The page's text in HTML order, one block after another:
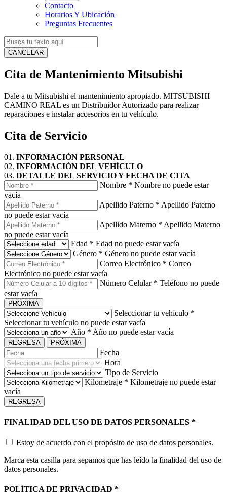
Contacto
Horarios Y Ubicación
Preguntas Frecuentes
CANCELAR
Cita de Mantenimiento Mitsubishi
Dale a tu Mitsubishi el mantenimiento apropiado. MITSUBISHI
CAMINO REAL es un Distribuidor Autorizado para realizar
reparaciones e instalar accesorios en tu vehículo.
Cita de Servicio
01. INFORMACIÓN PERSONAL
02. INFORMACIÓN DEL VEHÍCULO
03. DETALLE DEL SERVICIO Y FECHA DE CITA
Nombre * Nombre no puede estar
vacía
Apellido Paterno * Apellido Paterno
no puede estar vacía
Apellido Materno * Apellido Materno
no puede estar vacía
Edad * Edad no puede estar vacía
Género * Género no puede estar vacía
Correo Electrónico * Correo
Electrónico no puede estar vacía
Número Celular * Teléfono no puede
estar vacía
PRÓXIMA
Seleccionar tu vehículo *
Seleccionar tu vehículo no puede estar vacía
Año * Año no puede estar vacía
REGRESA PRÓXIMA
Fecha
Hora
Tipo de Servicio
Kilometraje * Kilometraje no puede estar
vacía
REGRESA
FINALIDAD DEL USO DE DATOS PERSONALES *
Estoy de acuerdo con el propósito de uso de datos personales.
Marca esta casilla para sepamos que has leído la finalidad del uso de
datos personales.
POLÍTICA DE PRIVACIDAD *